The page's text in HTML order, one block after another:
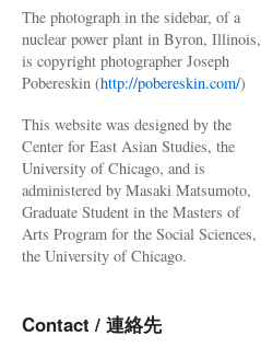
The photograph in the sidebar, of a
nuclear power plant in Byron, Illinois,
is copyright photographer Joseph
Pobereskin (http://pobereskin.com/)
This website was designed by the
Center for East Asian Studies, the
University of Chicago, and is
administered by Masaki Matsumoto,
Graduate Student in the Masters of
Arts Program for the Social Sciences,
the University of Chicago.
Contact / 連絡先